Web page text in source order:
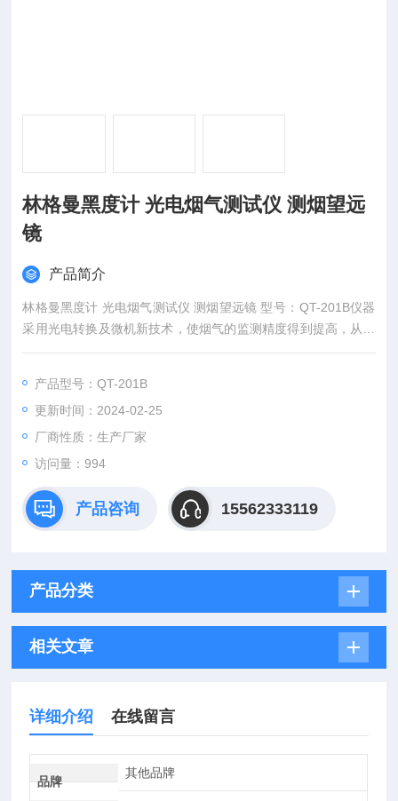
林格曼黑度计 光电烟气测试仪 测烟望远
镜
产品简介
林格曼黑度计 光电烟气测试仪 测烟望远镜 型号：QT-201B仪器
采用光电转换及微机新技术，使烟气的监测精度得到提高，从而
为环境保护监测单位及环保系统提供新一代的测烟仪。
产品型号：QT-201B
更新时间：2024-02-25
厂商性质：生产厂家
访问量：994
产品咨询 15562333119
产品分类
相关文章
详细介绍 在线留言
品牌
其他品牌